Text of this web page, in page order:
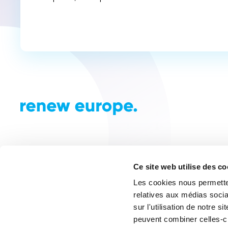
Ce site web utilise des
Les cookies nous
relatives aux médias
sur l'utilisation de notre
peuvent combiner celles-